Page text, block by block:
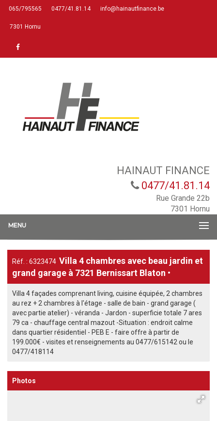
065/795565 0477/41.81.14 info@hainautfinance.be
7301 Hornu
HAINAUT FINANCE
0477/41.81.14
Rue Grande 22b
7301 Hornu
MENU
Réf. : 6323474 Villa 4 chambres avec beau jardin et
grand garage à 7321 Bernissart Blaton •
Villa 4 façades comprenant living, cuisine équipée, 2 chambres
au rez + 2 chambres à l'étage - salle de bain - grand garage (
avec partie atelier) - véranda - Jardon - superficie totale 7 ares
79 ca - chauffage central mazout -Situation : endroit calme
dans quartier résidentiel - PEB E - faire offre à partir de
199.000€ - visites et renseignements au 0477/615142 ou le
0477/418114
Photos